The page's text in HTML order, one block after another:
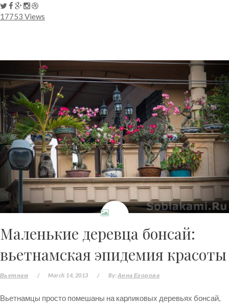
17753 Views
Маленькие деревца бонсай:
вьетнамская эпидемия красоты
Вьетнам / March 14, 2013 / By: Анна Егорова
Вьетнамцы просто помешаны на карликовых деревьях бонсай,